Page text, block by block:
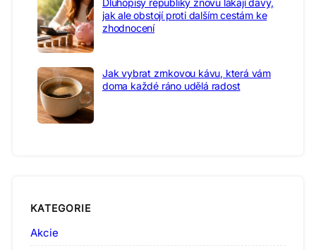
Dluhopisy republiky znovu lákají davy,
jak ale obstojí proti dalším cestám ke
zhodnocení
Jak vybrat zrnkovou kávu, která vám
doma každé ráno udělá radost
KATEGORIE
Akcie